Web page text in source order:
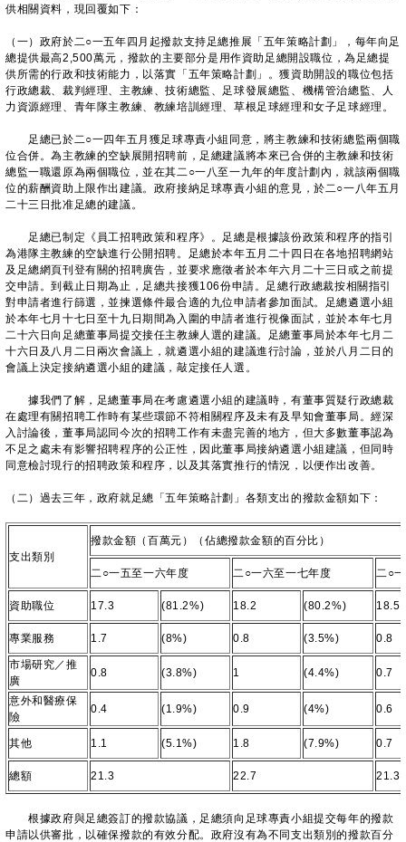
供相關資料，現回覆如下：
（一）政府於二○一五年四月起撥款支持足總推展「五年策略計劃」，每年向足
總提供最高2,500萬元，撥款的主要部分是用作資助足總開設職位，為足總提
供所需的行政和技術能力，以落實「五年策略計劃」。獲資助開設的職位包括
行政總裁、裁判經理、主教練、技術總監、足球發展總監、機構管治總監、人
力資源經理、青年隊主教練、教練培訓經理、草根足球經理和女子足球經理。
足總已於二○一四年五月獲足球專責小組同意，將主教練和技術總監兩個職
位合併。為主教練的空缺展開招聘前，足總建議將本來已合併的主教練和技術
總監一職還原為兩個職位，並在其二○一八至一九年的年度計劃內，就該兩個職
位的薪酬資助上限作出建議。政府接納足球專責小組的意見，於二○一八年五月
二十三日批准足總的建議。
足總已制定《員工招聘政策和程序》。足總是根據該份政策和程序的指引
為港隊主教練的空缺進行公開招聘。足總於本年五月二十四日在各地招聘網站
及足總網頁刊登有關的招聘廣告，並要求應徵者於本年六月二十三日或之前提
交申請。到截止日期為止，足總共接獲106份申請。足總行政總裁按相關指引
對申請者進行篩選，並揀選條件最合適的九位申請者參加面試。足總遴選小組
於本年七月十七日至十九日期間為入圍的申請者進行視像面試，並於本年七月
二十六日向足總董事局提交接任主教練人選的建議。足總董事局於本年七月二
十六日及八月二日兩次會議上，就遴選小組的建議進行討論，並於八月二日的
會議上決定接納遴選小組的建議，敲定接任人選。
據我們了解，足總董事局在考慮遴選小組的建議時，有董事質疑行政總裁
在處理有關招聘工作時有某些環節不符相關程序及未有及早知會董事局。經深
入討論後，董事局認同今次的招聘工作有未盡完善的地方，但大多數董事認為
不足之處未有影響招聘程序的公正性，因此董事局接納遴選小組建議，但同時
同意檢討現行的招聘政策和程序，以及其落實推行的情況，以便作出改善。
（二）過去三年，政府就足總「五年策略計劃」各類支出的撥款金額如下：
支出類別
撥款金額（百萬元）（佔總撥款金額的百分比）
二○一五至一六年度 二○一六至一七年度 二○
資助職位 17.3 (81.2%) 18.2 (80.2%) 18.5
專業服務 1.7 (8%) 0.8 (3.5%) 0.8
市場研究／推
廣
0.8 (3.8%) 1 (4.4%) 0.7
意外和醫療保
險
0.4 (1.9%) 0.9 (4%) 0.6
其他 1.1 (5.1%) 1.8 (7.9%) 0.7
總額 21.3 22.7 21.3
根據政府與足總簽訂的撥款協議，足總須向足球專責小組提交每年的撥款
申請以供審批，以確保撥款的有效分配。政府沒有為不同支出類別的撥款百分